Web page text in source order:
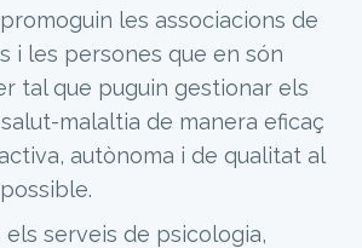
les associacions de
i les persones que en són
tal que puguin gestionar els
malaltia de manera eficaç
autònoma i de qualitat al
els serveis de psicologia,